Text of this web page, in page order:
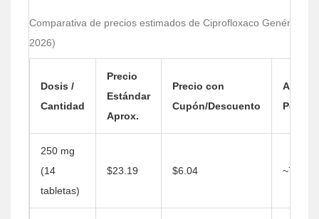
Comparativa de precios estimados de Ciprofloxaco Genérico
2026)
Dosis /
Cantidad
Precio
Estándar
Aprox.
Precio con
Cupón/Descuento
Ahorro
250 mg
(14
tabletas)
$23.19 $6.04 ~74%